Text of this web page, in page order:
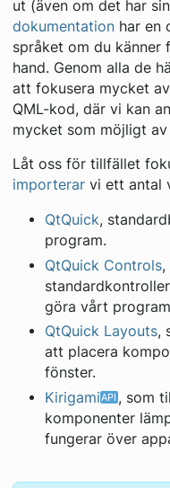
ut (även om det har
dokumentationhar en
språket om du
hand. Genom alla de
att fokusera mycket
QML-kod, där vi kan
mycket som möjligt av
Låt oss för tillfället
importerarvi ett antal
QtQuick,
program.
QtQuick Controls,
göra vårt
QtQuick Layouts,
att placera
fönster.
Kirigami
, som
komponenter
fungerar över